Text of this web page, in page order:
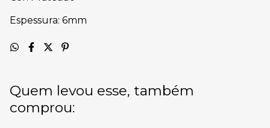
Espessura: 6mm
Quem levou esse, também
comprou: